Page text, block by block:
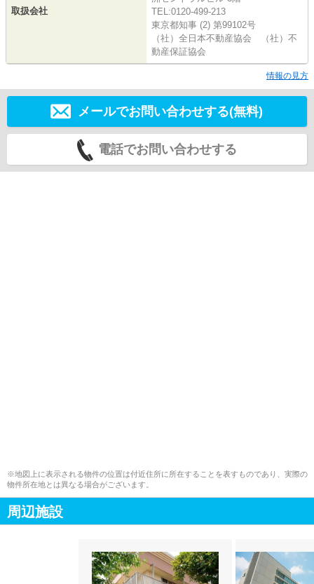
取扱会社
TEL:0120-499-213
東京都知事 (2) 第99102号
（社）全日本不動産協会 （社）不
動産保証協会
情報の見方
メールでお問い合わせする(無料)
電話でお問い合わせする
※地図上に表示される物件の位置は付近住所に所在することを表すものであり、実際の
物件所在地とは異なる場合がございます。
周辺施設